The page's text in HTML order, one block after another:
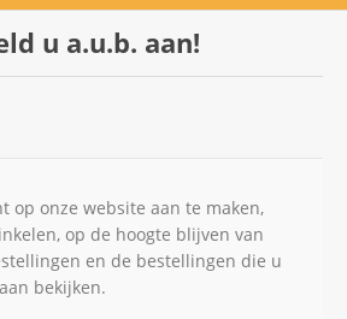
u a.u.b. aan!
op onze website aan te maken,
op de hoogte blijven van
en de bestellingen die u
bekijken.